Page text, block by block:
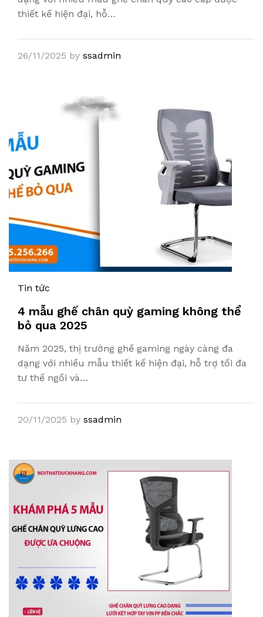
thiết kế hiện đại, hỗ…
26/11/2025 by ssadmin
Tin tức
4 mẫu ghế chân quỳ gaming không thể
bỏ qua 2025
Năm 2025, thị trường ghế gaming ngày càng đa
dạng với nhiều mẫu thiết kế hiện đại, hỗ trợ tối đa
tư thế ngồi và…
20/11/2025 by ssadmin